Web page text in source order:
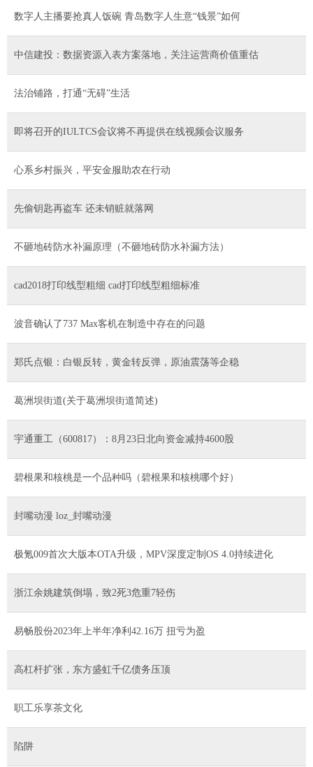
数字人主播要抢真人饭碗 青岛数字人生意“钱景”如何
中信建投：数据资源入表方案落地，关注运营商价值重估
法治铺路，打通“无碍”生活
即将召开的IULTCS会议将不再提供在线视频会议服务
心系乡村振兴，平安金服助农在行动
先偷钥匙再盗车 还未销赃就落网
不砸地砖防水补漏原理（不砸地砖防水补漏方法）
cad2018打印线型粗细 cad打印线型粗细标准
波音确认了737 Max客机在制造中存在的问题
郑氏点银：白银反转，黄金转反弹，原油震荡等企稳
葛洲坝街道(关于葛洲坝街道简述)
宇通重工（600817）：8月23日北向资金减持4600股
碧根果和核桃是一个品种吗（碧根果和核桃哪个好）
封嘴动漫 loz_封嘴动漫
极氪009首次大版本OTA升级，MPV深度定制OS 4.0持续进化
浙江余姚建筑倒塌，致2死3危重7轻伤
易畅股份2023年上半年净利42.16万 扭亏为盈
高杠杆扩张，东方盛虹千亿债务压顶
职工乐享茶文化
陷阱